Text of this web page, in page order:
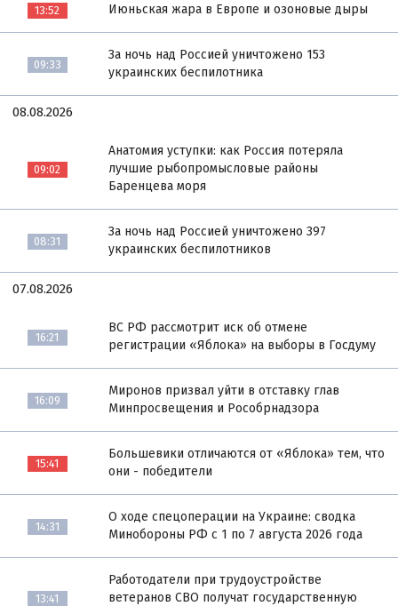
13:52 Июньская жара в Европе и озоновые дыры
09:33
За ночь над Россией уничтожено 153
украинских беспилотника
08.08.2026
09:02
Анатомия уступки: как Россия потеряла
лучшие рыбопромысловые районы
Баренцева моря
08:31
За ночь над Россией уничтожено 397
украинских беспилотников
07.08.2026
16:21
ВС РФ рассмотрит иск об отмене
регистрации «Яблока» на выборы в Госдуму
16:09
Миронов призвал уйти в отставку глав
Минпросвещения и Рособрнадзора
15:41
Большевики отличаются от «Яблока» тем, что
они - победители
14:31
О ходе спецоперации на Украине: сводка
Минобороны РФ с 1 по 7 августа 2026 года
13:41
Работодатели при трудоустройстве
ветеранов СВО получат государственную